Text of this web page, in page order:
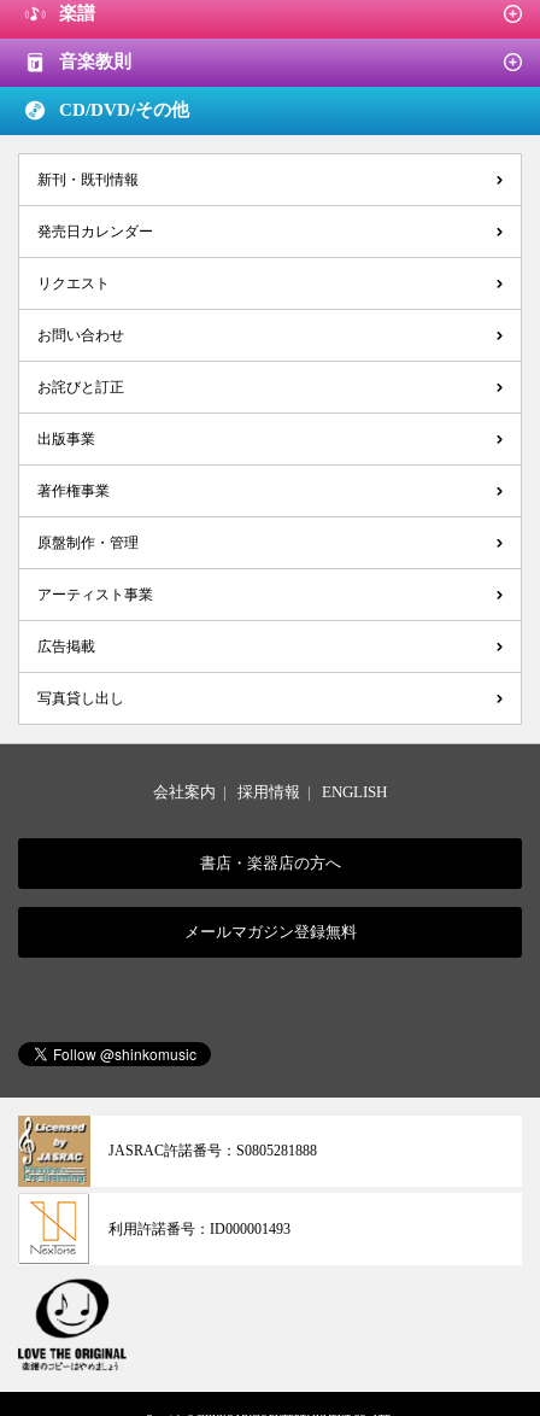
楽譜
音楽教則
CD/DVD/その他
新刊・既刊情報
発売日カレンダー
リクエスト
お問い合わせ
お詫びと訂正
出版事業
著作権事業
原盤制作・管理
アーティスト事業
広告掲載
写真貸し出し
会社案内 | 採用情報 | ENGLISH
書店・楽器店の方へ
メールマガジン登録無料
JASRAC許諾番号： S0805281888
利用許諾番号： ID000001493